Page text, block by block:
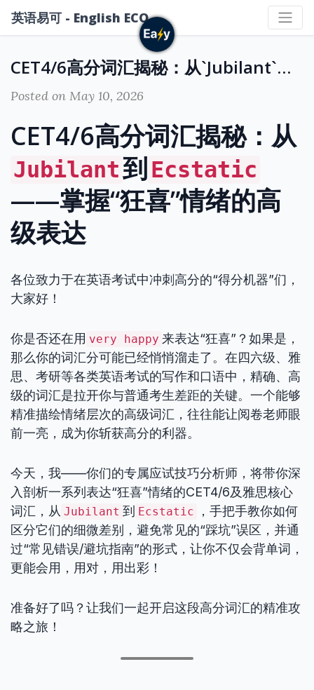
英语易可 - English ECO
CET4/6高分词汇揭秘：从`Jubilant`到`Ecstatic`——掌握“狂喜”情绪的高级表达
Posted on May 10, 2026
CET4/6高分词汇揭秘：从
Jubilant到Ecstatic
——掌握“狂喜”情绪的高
级表达
各位致力于在英语考试中冲刺高分的“得分机器”们，
大家好！
你是否还在用 very happy 来表达“狂喜”？如果是，
那么你的词汇分可能已经悄悄溜走了。在四六级、雅
思、考研等各类英语考试的写作和口语中，精确、高
级的词汇是拉开你与普通考生差距的关键。一个能够
精准描绘情绪层次的高级词汇，往往能让阅卷老师眼
前一亮，成为你斩获高分的利器。
今天，我——你们的专属应试技巧分析师，将带你深
入剖析一系列表达“狂喜”情绪的CET4/6及雅思核心
词汇，从 Jubilant 到 Ecstatic
，手把手教你如何
区分它们的细微差别，避免常见的“踩坑”误区，并通
过“常见错误/避坑指南”的形式，让你不仅会背单词，
更能会用，用对，用出彩！
准备好了吗？让我们一起开启这段高分词汇的精准攻
略之旅！